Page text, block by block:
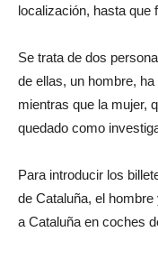
localización, hasta que
Se trata de dos
de ellas, un hombre,
mientras que la mujer,
quedado como
Para introducir los
de Cataluña, el
a Cataluña en coches